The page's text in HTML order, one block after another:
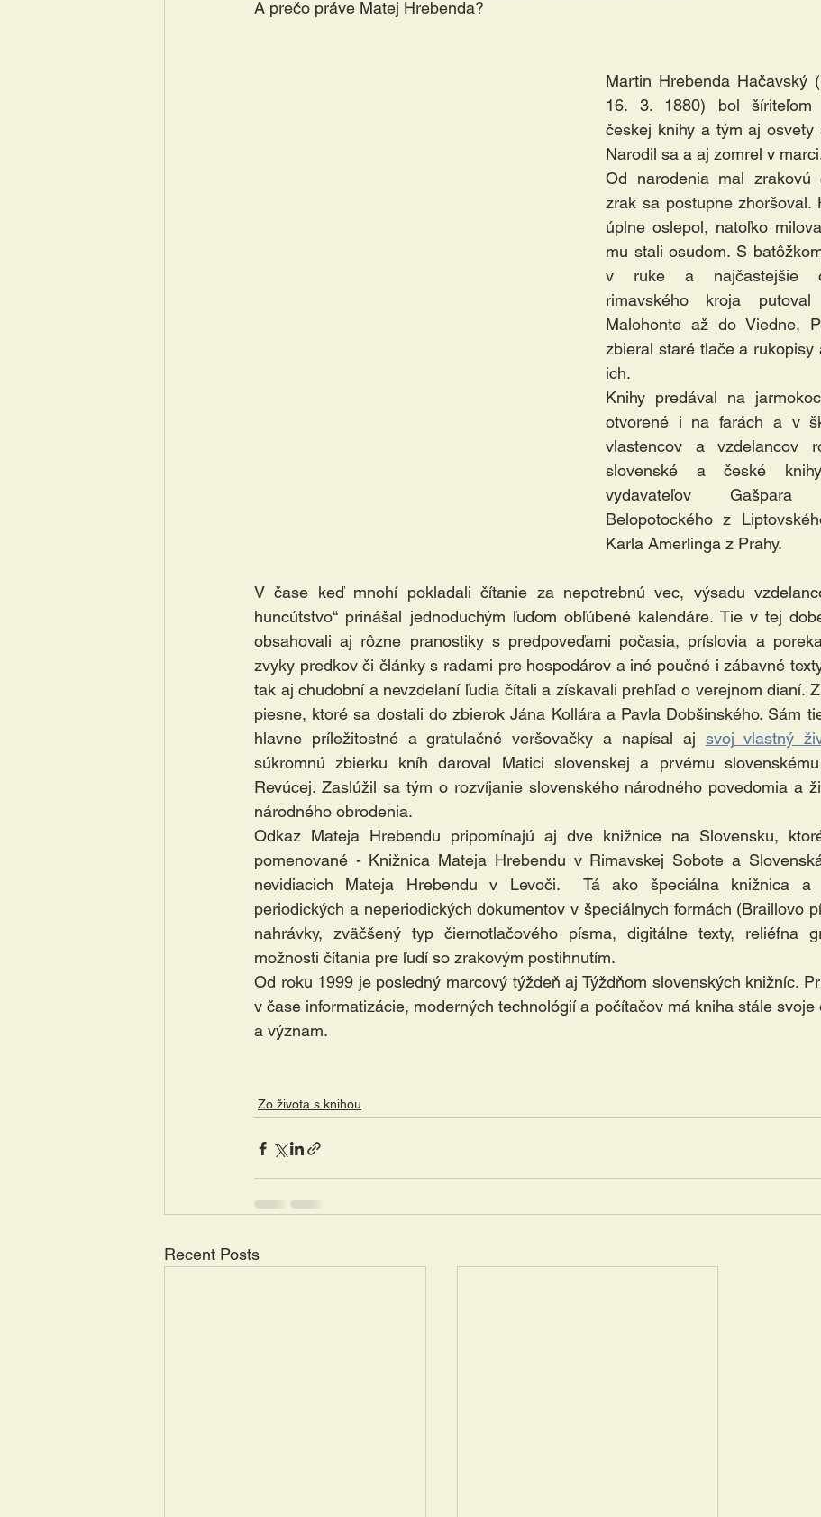
A prečo práve Matej Hrebenda?
Martin Hrebenda Hačavský
16. 3. 1880) bol šíriteľom
českej knihy a tým aj osvety
Narodil sa a aj zomrel v
Od narodenia mal zrakovú
zrak sa postupne zhoršoval.
úplne oslepol, natoľko
mu stali osudom. S
v ruke a najčastejšie
rimavského kroja
Malohonte až do Viedne,
zbieral staré tlače a rukopisy
ich.
Knihy predával na
otvorené i na farách a v
vlastencov a vzdelancov
slovenské a české
vydavateľov Gašpara
Belopotockého z
Karla Amerlinga z Prahy.
V čase keď mnohí pokladali čítanie za nepotrebnú vec, výsadu
huncútstvo“ prinášal jednoduchým ľuďom obľúbené kalendáre. Tie v tej
obsahovali aj rôzne pranostiky s predpoveďami počasia, príslovia a
zvyky predkov či články s radami pre hospodárov a iné poučné i zábavné
tak aj chudobní a nevzdelaní ľudia čítali a získavali prehľad o verejnom dianí.
piesne, ktoré sa dostali do zbierok Jána Kollára a Pavla Dobšinského. Sám
hlavne príležitostné a gratulačné veršovačky a napísal aj svoj vlastný
súkromnú zbierku kníh daroval Matici slovenskej a prvému
Revúcej. Zaslúžil sa tým o rozvíjanie slovenského národného povedomia a
národného obrodenia.
Odkaz Mateja Hrebendu pripomínajú aj dve knižnice na Slovensku,
pomenované - Knižnica Mateja Hrebendu v Rimavskej Sobote a
nevidiacich Mateja Hrebendu v Levoči.  Tá ako špeciálna knižnica a
periodických a neperiodických dokumentov v špeciálnych formách (Braillovo
nahrávky, zväčšený typ čiernotlačového písma, digitálne texty, reliéfna
možnosti čítania pre ľudí so zrakovým postihnutím.
Od roku 1999 je posledný marcový týždeň aj Týždňom slovenských knižníc.
v čase informatizácie, moderných technológií a počítačov má kniha stále svoje
a význam.
Zo života s knihou
Recent Posts